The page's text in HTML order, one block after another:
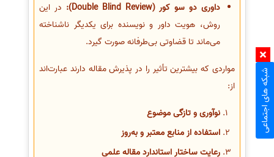
داوری دو سو کور (Double Blind Review):
در این
روش، هویت داور و نویسنده برای یکدیگر ناشناخته
می‌ماند تا قضاوتی بی‌طرفانه صورت گیرد.
مواردی که بیشترین تأثیر را در پذیرش مقاله دارند عبارت‌اند
از:
نوآوری و تازگی موضوع
استفاده از منابع معتبر و به‌روز
رعایت ساختار استاندارد مقاله علمی
شبکه های اجتماعی